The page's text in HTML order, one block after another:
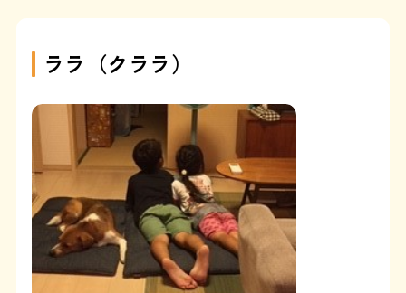
里親が見つかりました
よくある質問
SHOP
ララ（クララ）